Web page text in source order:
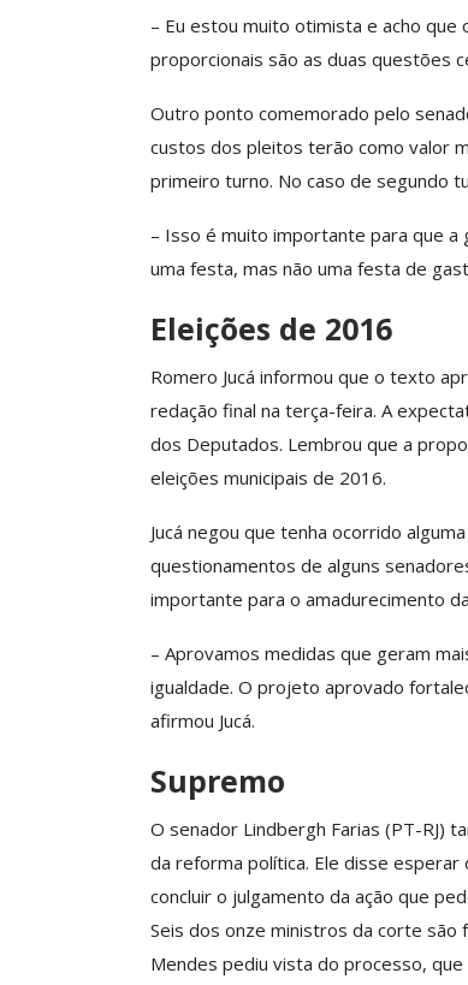
– Eu estou muito otimista e acho
proporcionais são as duas questões
Outro ponto comemorado pelo
custos dos pleitos terão como valor
primeiro turno. No caso de segundo
– Isso é muito importante para que
uma festa, mas não uma festa de
Eleições de 2016
Romero Jucá informou que o texto
redação final na terça-feira. A
dos Deputados. Lembrou que a
eleições municipais de 2016.
Jucá negou que tenha ocorrido
questionamentos de alguns
importante para o amadurecimento
– Aprovamos medidas que geram
igualdade. O projeto aprovado
afirmou Jucá.
Supremo
O senador Lindbergh Farias (PT-RJ)
da reforma política. Ele disse esperar
concluir o julgamento da ação que
Seis dos onze ministros da corte são
Mendes pediu vista do processo, que
O Futuro